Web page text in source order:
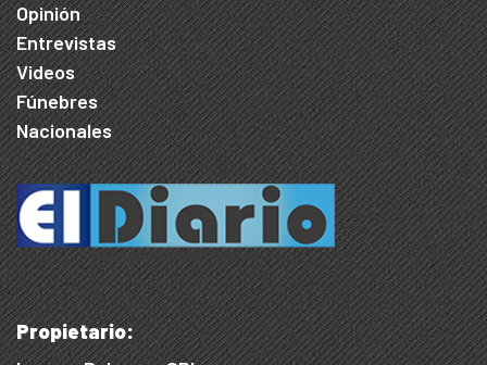
Opinión
Entrevistas
Videos
Fúnebres
Nacionales
Propietario: